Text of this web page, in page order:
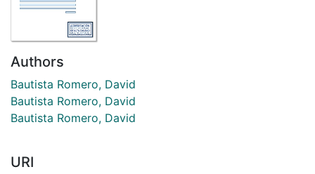
Authors
Bautista Romero, David
Bautista Romero, David
Bautista Romero, David
URI